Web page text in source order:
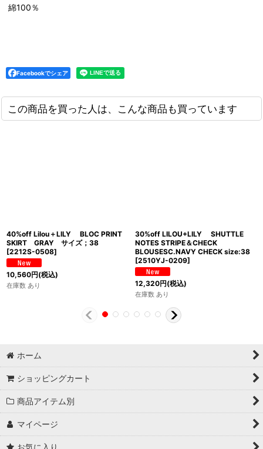
綿100％
Facebookでシェア
この商品を買った人は、こんな商品も買っています
40%off Lilou＋LILY BLOC PRINT
SKIRT GRAY サイズ；38
[2212S-0508]
10,560円(税込)
在庫数 あり
30%off LILOU+LILY SHUTTLE
NOTES STRIPE＆CHECK
BLOUSESC.NAVY CHECK size:38
[2510YJ-0209]
12,320円(税込)
在庫数 あり
ホーム
ショッピングカート
商品アイテム別
マイページ
お気に入り